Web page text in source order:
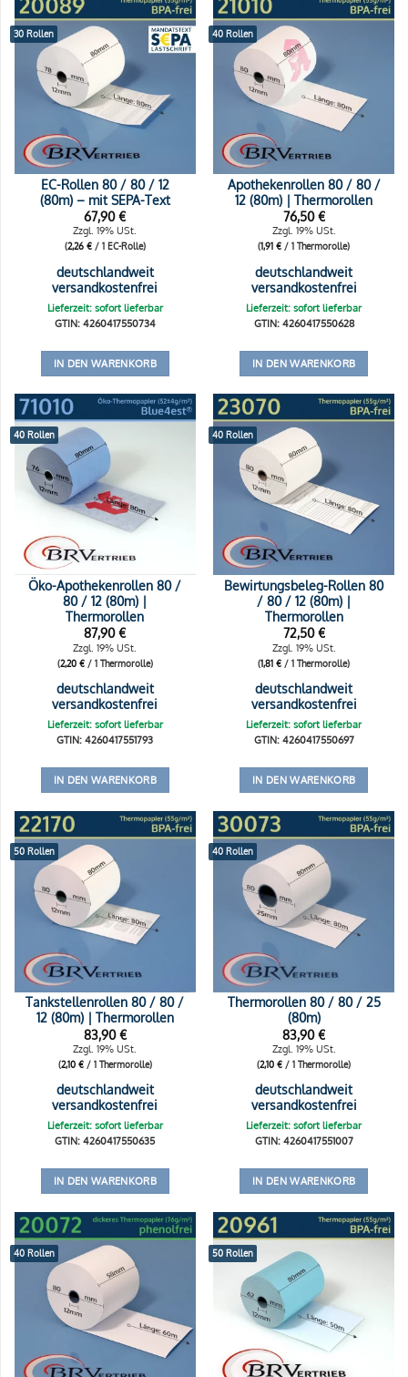
30 Rollen
EC-Rollen 80 / 80 / 12
(80m) – mit SEPA-Text
67,90€
Zzgl. 19% USt.
(2,26 €/ 1 EC-Rolle)
deutschlandweit
versandkostenfrei
Lieferzeit: sofort lieferbar
GTIN: 4260417550734
IN DEN WARENKORB
40 Rollen
Apothekenrollen 80 / 80 /
12 (80m) | Thermorollen
76,50€
Zzgl. 19% USt.
(1,91€ / 1 Thermorolle)
deutschlandweit
versandkostenfrei
Lieferzeit: sofort lieferbar
GTIN: 4260417550628
IN DEN WARENKORB
40 Rollen
Öko-Apothekenrollen 80 /
80 / 12 (80m) |
Thermorollen
87,90€
Zzgl. 19% USt.
(2,20 €/ 1 Thermorolle)
deutschlandweit
versandkostenfrei
Lieferzeit: sofort lieferbar
GTIN: 4260417551793
IN DEN WARENKORB
40 Rollen
Bewirtungsbeleg-Rollen 80
/ 80 / 12 (80m) |
Thermorollen
72,50€
Zzgl. 19% USt.
(1,81€ / 1 Thermorolle)
deutschlandweit
versandkostenfrei
Lieferzeit: sofort lieferbar
GTIN: 4260417550697
IN DEN WARENKORB
50 Rollen
Tankstellenrollen 80 / 80 /
12 (80m) | Thermorollen
83,90€
Zzgl. 19% USt.
(2,10 €/ 1 Thermorolle)
deutschlandweit
versandkostenfrei
Lieferzeit: sofort lieferbar
GTIN: 4260417550635
IN DEN WARENKORB
40 Rollen
Thermorollen 80 / 80 / 25
(80m)
83,90€
Zzgl. 19% USt.
(2,10€ / 1 Thermorolle)
deutschlandweit
versandkostenfrei
Lieferzeit: sofort lieferbar
GTIN: 4260417551007
IN DEN WARENKORB
40 Rollen 50 Rollen